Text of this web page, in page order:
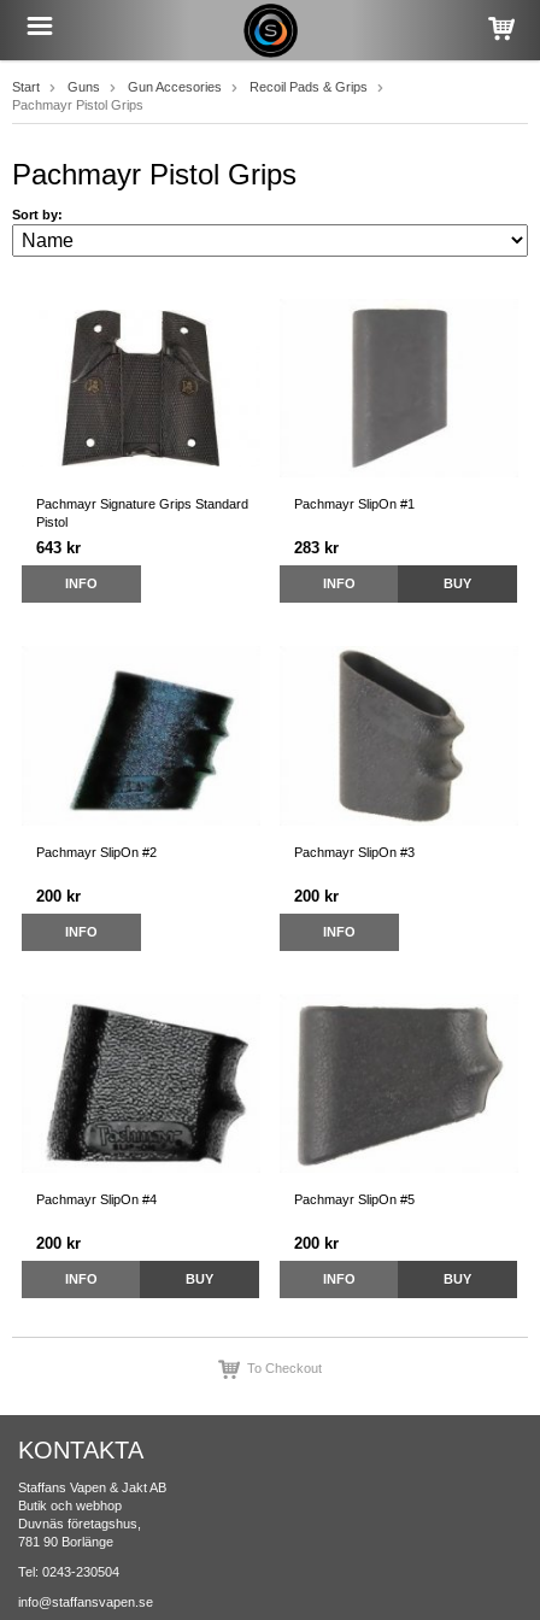
Start Guns Gun Accesories
Recoil Pads & Grips
Pachmayr Pistol Grips
Pachmayr Pistol Grips
Sort by:
Pachmayr Signature Grips Standard
Pistol
643 kr
INFO
Pachmayr SlipOn #1
283 kr
INFO BUY
Pachmayr SlipOn #2
200 kr
INFO
Pachmayr SlipOn #3
200 kr
INFO
Pachmayr SlipOn #4
200 kr
INFO BUY
Pachmayr SlipOn #5
200 kr
INFO BUY
To Checkout
KONTAKTA
Staffans Vapen & Jakt AB
Butik och webhop
Duvnäs företagshus,
781 90 Borlänge
Tel: 0243-230504
info@staffansvapen.se